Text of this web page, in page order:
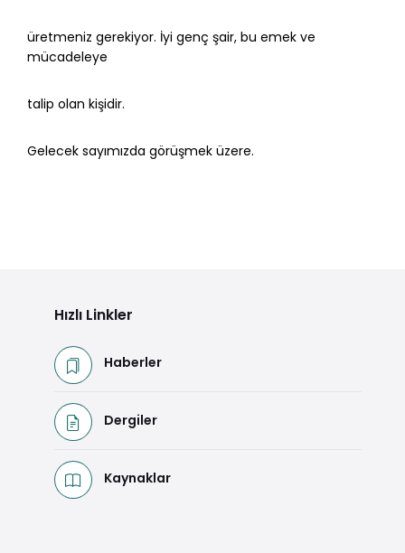
üretmeniz gerekiyor. İyi genç şair, bu emek ve
mücadeleye
talip olan kişidir.
Gelecek sayımızda görüşmek üzere.
Hızlı Linkler
Haberler
Dergiler
Kaynaklar